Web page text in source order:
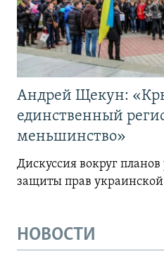
Андрей Щекун:
единственный
меньшинство»
Дискуссия вокруг
защиты прав
НОВОСТИ